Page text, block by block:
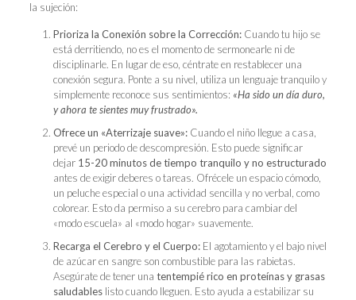
la sujeción:
Prioriza la Conexión sobre la Corrección:Cuando tu hijo se
está derritiendo, no es el momento de sermonearle ni de
disciplinarle. En lugar de eso, céntrate en restablecer una
conexión segura. Ponte a su nivel, utiliza un lenguaje tranquilo y
simplemente reconoce sus sentimientos: «Ha sido un día duro,
y ahora te sientes muy frustrado».
Ofrece un «Aterrizaje suave»:Cuando el niño llegue a casa,
prevé un periodo de descompresión. Esto puede significar
dejar 15-20 minutos de tiempo tranquilo y no estructurado
antes de exigir deberes o tareas. Ofrécele un espacio cómodo,
un peluche especial o una actividad sencilla y no verbal, como
colorear. Esto da permiso a su cerebro para cambiar del
«modo escuela» al «modo hogar» suavemente.
Recarga el Cerebro y el Cuerpo:El agotamiento y el bajo nivel
de azúcar en sangre son combustible para las rabietas.
Asegúrate de tener una tentempié rico en proteínas y grasas
saludableslisto cuando lleguen. Esto ayuda a estabilizar su